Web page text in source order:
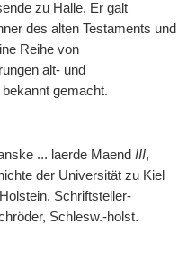
zu Halle. Er galt
des alten Testaments und
Reihe von
alt- und
gemacht.
... laerde Maend III,
der Universität zu Kiel
Schriftsteller-
Schlesw.-holst.